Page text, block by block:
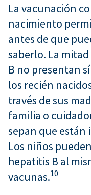
La vacunación
nacimiento
antes de que
saberlo. La
B no presentan
los recién
través de sus
familia o
sepan que están
Los niños
hepatitis B al
vacunas.10